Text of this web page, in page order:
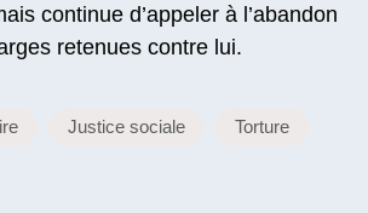
continue d’appeler à l’abandon
retenues contre lui.
Justice sociale Torture